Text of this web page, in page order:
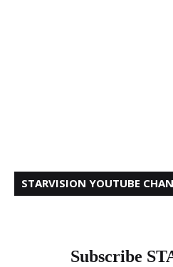
STARVISION YOUTUBE
Subscribe